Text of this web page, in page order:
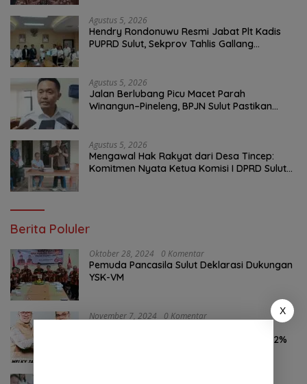
Agustus 5, 2026
Hendry Rondonuwu Resmi Jabat Plt Kadis
PUPRD Sulut, Sekprov Tahlis Gallang
Agustus 5, 2026
Jalan Berlubang Picu Macet Parah
Winangun–Pineleng, BPJN Sulut Pastikan
Agustus 5, 2026
Mengawal Hak Rakyat dari Desa Tincep:
Komitmen Nyata Ketua Komisi I DPRD Sulut
Berita Poluler
Oktober 28, 2024 0 Komentar
Pemuda Pancasila Sulut Deklarasi Dukungan
YSK-VM
November 7, 2024 0 Komentar
46,74% Kalahkan Petahana JG-KWL 27,62%
X